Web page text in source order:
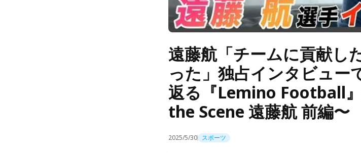
遠藤航「チームに貢献し
った」独占インタビュー
返る『Lemino Football
the Scene 遠藤航 前編〜
2025/5/30 スポーツ